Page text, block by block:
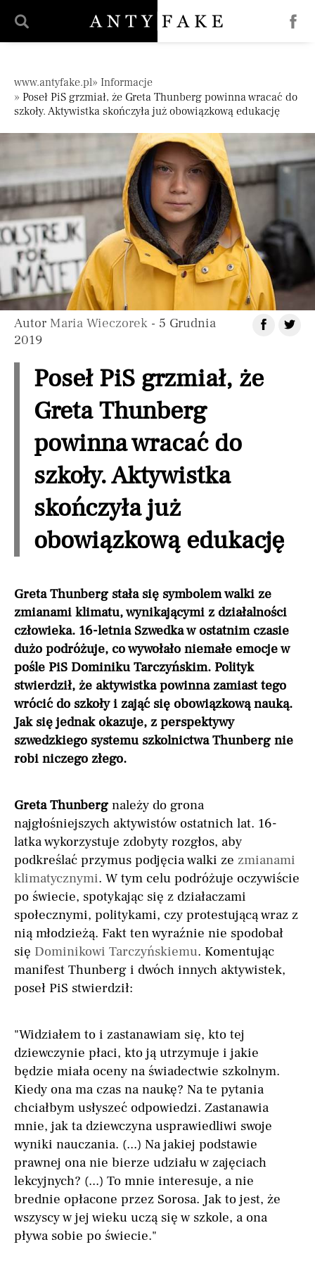
Pomiń nawigację
www.antyfake.pl
Informacje
Poseł PiS grzmiał, że Greta Thunberg powinna wracać do
szkoły. Aktywistka skończyła już obowiązkową edukację
Autor Maria Wieczorek - 5 Grudnia
2019
Poseł PiS grzmiał, że
Greta Thunberg
powinna wracać do
szkoły. Aktywistka
skończyła już
obowiązkową edukację
Greta Thunberg stała się symbolem walki ze
zmianami klimatu, wynikającymi z działalności
człowieka. 16-letnia Szwedka w ostatnim czasie
dużo podróżuje, co wywołało niemałe emocje w
pośle PiS Dominiku Tarczyńskim. Polityk
stwierdził, że aktywistka powinna zamiast tego
wrócić do szkoły i zająć się obowiązkową nauką.
Jak się jednak okazuje, z perspektywy
szwedzkiego systemu szkolnictwa Thunberg nie
robi niczego złego.
Greta Thunberg należy do grona
najgłośniejszych aktywistów ostatnich lat. 16-
latka wykorzystuje zdobyty rozgłos, aby
podkreślać przymus podjęcia walki ze zmianami
klimatycznymi. W tym celu podróżuje oczywiście
po świecie, spotykając się z działaczami
społecznymi, politykami, czy protestującą wraz z
nią młodzieżą. Fakt ten wyraźnie nie spodobał
się Dominikowi Tarczyńskiemu. Komentując
manifest Thunberg i dwóch innych aktywistek,
poseł PiS stwierdził:
"Widziałem to i zastanawiam się, kto tej
dziewczynie płaci, kto ją utrzymuje i jakie
będzie miała oceny na świadectwie szkolnym.
Kiedy ona ma czas na naukę? Na te pytania
chciałbym usłyszeć odpowiedzi. Zastanawia
mnie, jak ta dziewczyna usprawiedliwi swoje
wyniki nauczania. (...) Na jakiej podstawie
prawnej ona nie bierze udziału w zajęciach
lekcyjnych? (...) To mnie interesuje, a nie
brednie opłacone przez Sorosa. Jak to jest, że
wszyscy w jej wieku uczą się w szkole, a ona
pływa sobie po świecie."